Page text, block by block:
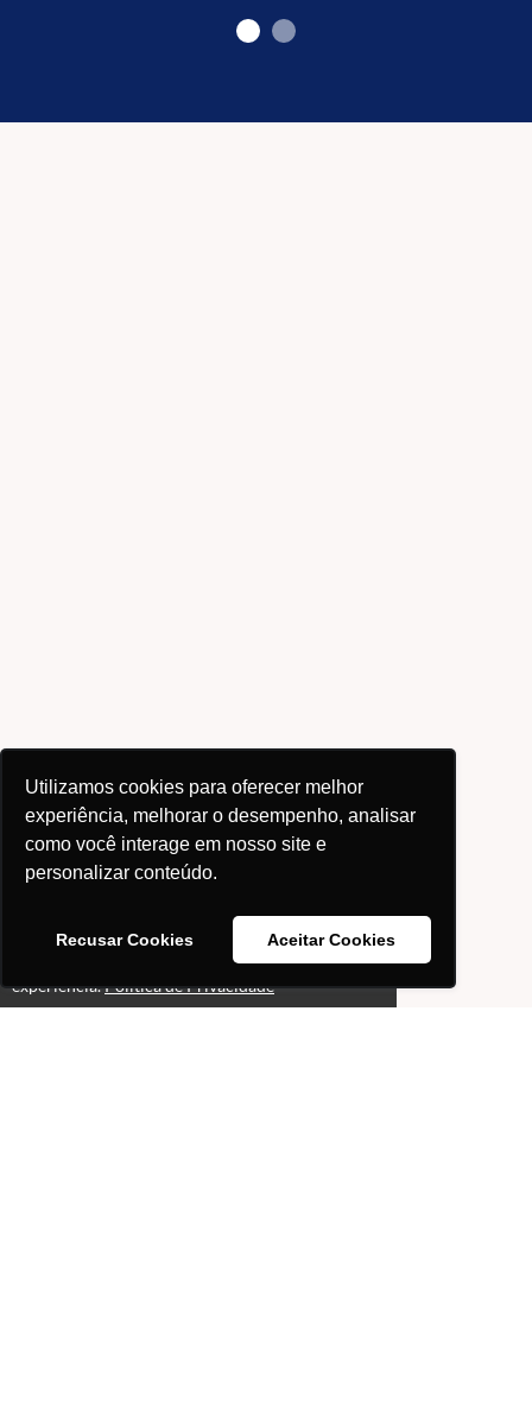
Utilizamos cookies para oferecer melhor
experiência, melhorar o desempenho, analisar
como você interage em nosso site e
personalizar conteúdo.
Recusar Cookies Aceitar Cookies
Este site usa cookies para melhorar sua
experiência.Política de Privacidade
Ok!